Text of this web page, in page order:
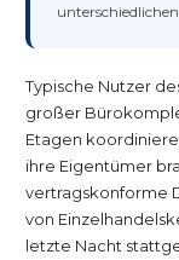
Typische Nutzer
großer
Etagen
ihre Eigentümer
vertragskonforme
von
letzte Nacht